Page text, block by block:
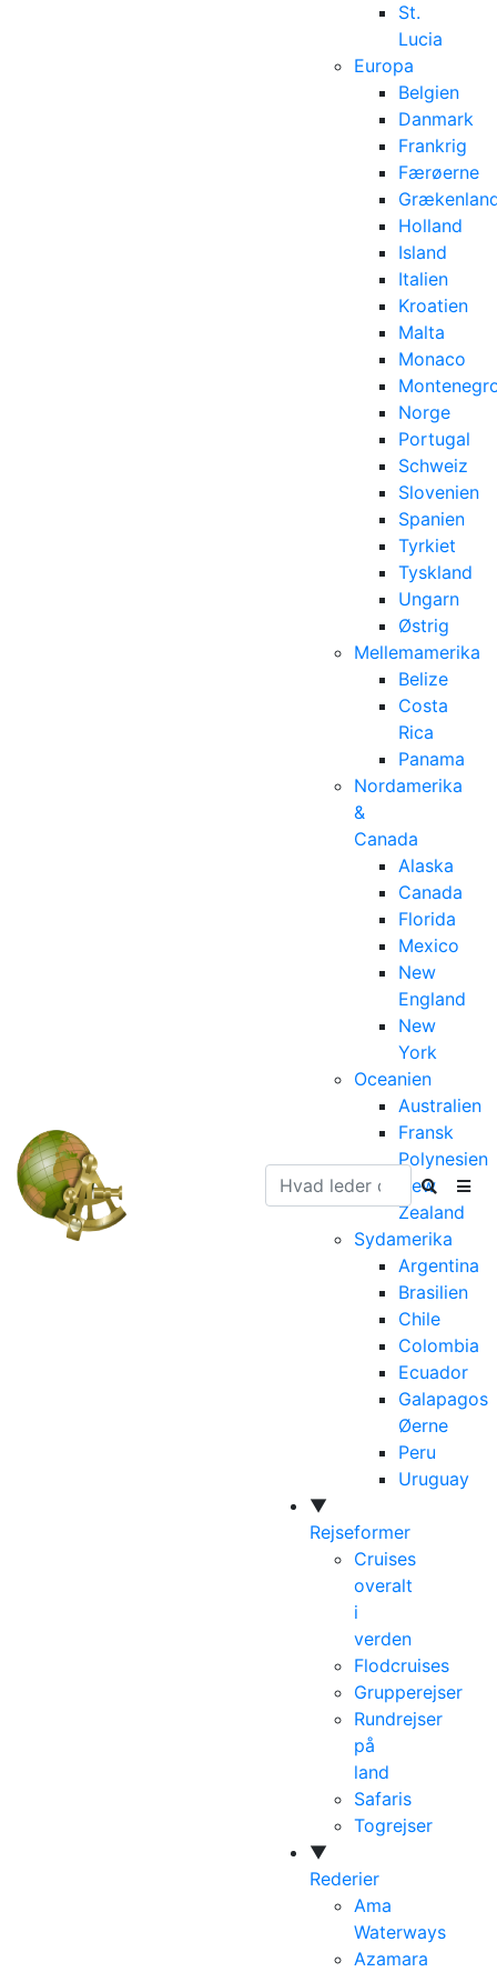
St.
Lucia
Europa
Belgien
Danmark
Frankrig
Færøerne
Holland
Island
Italien
Kroatien
Malta
Monaco
Norge
Portugal
Schweiz
Slovenien
Spanien
Tyrkiet
Tyskland
Ungarn
Østrig
Mellemamerika
Belize
Costa
Rica
Panama
Nordamerika
&
Canada
Alaska
Canada
Florida
Mexico
New
England
New
York
Oceanien
Australien
Fransk
Polynesien
New
Zealand
Sydamerika
Argentina
Brasilien
Chile
Colombia
Ecuador
Galapagos
Øerne
Peru
Uruguay
▼
Rejseformer
Cruises
overalt
i
verden
Flodcruises
Grupperejser
Rundrejser
på
land
Safaris
Togrejser
▼
Rederier
Ama
Waterways
Azamara